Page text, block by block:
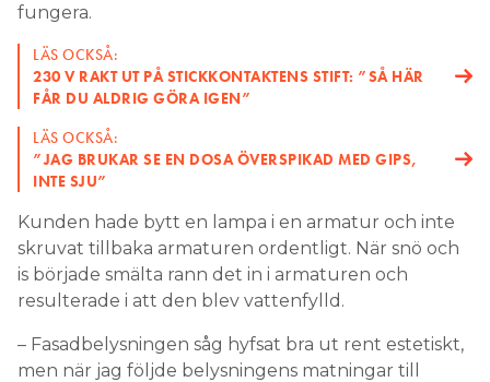
fungera.
LÄS OCKSÅ:
230 V RAKT UT PÅ STICKKONTAKTENS STIFT: ”SÅ HÄR
FÅR DU ALDRIG GÖRA IGEN”
LÄS OCKSÅ:
”JAG BRUKAR SE EN DOSA ÖVERSPIKAD MED GIPS,
INTE SJU”
Kunden hade bytt en lampa i en armatur och inte
skruvat tillbaka armaturen ordentligt. När snö och
is började smälta rann det in i armaturen och
resulterade i att den blev vattenfylld.
– Fasadbelysningen såg hyfsat bra ut rent estetiskt,
men när jag följde belysningens matningar till